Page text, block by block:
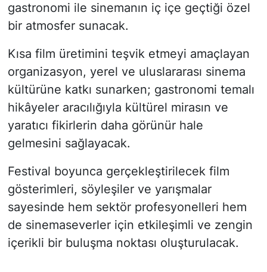
gastronomi ile sinemanın iç içe geçtiği özel
bir atmosfer sunacak.
Kısa film üretimini teşvik etmeyi amaçlayan
organizasyon, yerel ve uluslararası sinema
kültürüne katkı sunarken; gastronomi temalı
hikâyeler aracılığıyla kültürel mirasın ve
yaratıcı fikirlerin daha görünür hale
gelmesini sağlayacak.
Festival boyunca gerçekleştirilecek film
gösterimleri, söyleşiler ve yarışmalar
sayesinde hem sektör profesyonelleri hem
de sinemaseverler için etkileşimli ve zengin
içerikli bir buluşma noktası oluşturulacak.